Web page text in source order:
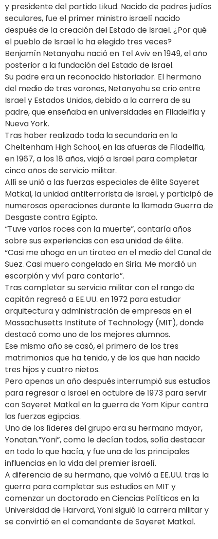
y presidente del partido Likud. Nacido de padres judíos
seculares, fue el primer ministro israelí nacido
después de la creación del Estado de Israel. ¿Por qué
el pueblo de Israel lo ha elegido tres veces?
Benjamín Netanyahu nació en Tel Aviv en 1949, el año
posterior a la fundación del Estado de Israel.
Su padre era un reconocido historiador. El hermano
del medio de tres varones, Netanyahu se crio entre
Israel y Estados Unidos, debido a la carrera de su
padre, que enseñaba en universidades en Filadelfia y
Nueva York.
Tras haber realizado toda la secundaria en la
Cheltenham High School, en las afueras de Filadelfia,
en 1967, a los 18 años, viajó a Israel para completar
cinco años de servicio militar.
Allí se unió a las fuerzas especiales de élite Sayeret
Matkal, la unidad antiterrorista de Israel, y participó de
numerosas operaciones durante la llamada Guerra de
Desgaste contra Egipto.
“Tuve varios roces con la muerte”, contaría años
sobre sus experiencias con esa unidad de élite.
“Casi me ahogo en un tiroteo en el medio del Canal de
Suez. Casi muero congelado en Siria. Me mordió un
escorpión y viví para contarlo”.
Tras completar su servicio militar con el rango de
capitán regresó a EE.UU. en 1972 para estudiar
arquitectura y administración de empresas en el
Massachusetts Institute of Technology (MIT), donde
destacó como uno de los mejores alumnos.
Ese mismo año se casó, el primero de los tres
matrimonios que ha tenido, y de los que han nacido
tres hijos y cuatro nietos.
Pero apenas un año después interrumpió sus estudios
para regresar a Israel en octubre de 1973 para servir
con Sayeret Matkal en la guerra de Yom Kipur contra
las fuerzas egipcias.
Uno de los líderes del grupo era su hermano mayor,
Yonatan.“Yoni”, como le decían todos, solía destacar
en todo lo que hacía, y fue una de las principales
influencias en la vida del premier israelí.
A diferencia de su hermano, que volvió a EE.UU. tras la
guerra para completar sus estudios en MIT y
comenzar un doctorado en Ciencias Políticas en la
Universidad de Harvard, Yoni siguió la carrera militar y
se convirtió en el comandante de Sayeret Matkal.